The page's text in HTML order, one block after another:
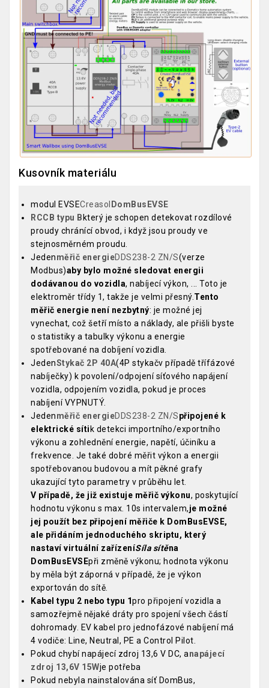
Kusovník materiálu
modul EVSECreasol DomBusEVSE
RCCB typu B který je schopen detekovat rozdílové
proudy chránící obvod, i když jsou proudy ve
stejnosměrném proudu.
Jedenměřič energieDDS238-2 ZN/S(verze
Modbus)aby bylo možné sledovat energii
dodávanou do vozidla, nabíjecí výkon, ... Toto je
elektroměr třídy 1, takže je velmi přesný. Tento
měřič energie není nezbytný: je možné jej
vynechat, což šetří místo a náklady, ale přišli byste
o statistiky a tabulky výkonu a energie
spotřebované na dobíjení vozidla.
JedenStykač 2P 40A(4P stykačv případě třífázové
nabíječky) k povolení/odpojení síťového napájení
vozidla, odpojením vozidla, pokud je proces
nabíjení VYPNUTÝ.
Jedenměřič energieDDS238-2 ZN/Spřipojené k
elektrické síti k detekci importního/exportního
výkonu a zohlednění energie, napětí, účiníku a
frekvence. Je také dobré měřit výkon a energii
spotřebovanou budovou a mít pěkné grafy
ukazující tyto parametry v průběhu let.
V případě, že již existuje měřič výkonu, poskytující
hodnotu výkonu s max. 10s intervalem,je možné
jej použít bez připojení měřiče k DomBusEVSE,
ale přidáním jednoduchého skriptu, který
nastaví virtuální zařízeníSíla sítěna
DomBusEVSEpři změně výkonu; hodnota výkonu
by měla být záporná v případě, že je výkon
exportován do sítě.
Kabel typu 2 nebo typu 1pro připojení vozidla a
samozřejmě nějaké dráty pro spojení všech částí
dohromady. EV kabel pro jednofázové nabíjení má
4 vodiče: Line, Neutral, PE a Control Pilot.
Pokud chybí napájecí zdroj 13,6 V DC, anapájecí
zdroj 13,6V 15Wje potřeba
Pokud nebyla nainstalována síť DomBus,